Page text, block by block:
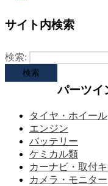
サイト内検索
検索:
パーツイ
タイヤ・ホイール
エンジン
バッテリー
ケミカル類
カーナビ・取付キ
カメラ・モニター